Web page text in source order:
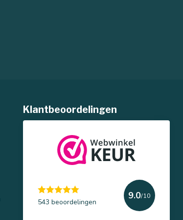
Klantbeoordelingen
543 beoordelingen
9.0/10